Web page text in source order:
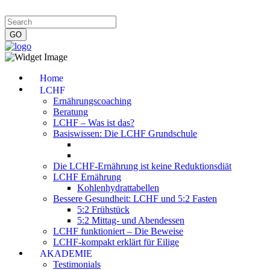
Home
LCHF
Ernährungscoaching
Beratung
LCHF – Was ist das?
Basiswissen: Die LCHF Grundschule
Die LCHF-Ernährung ist keine Reduktionsdiät
LCHF Ernährung
Kohlenhydrattabellen
Bessere Gesundheit: LCHF und 5:2 Fasten
5:2 Frühstück
5:2 Mittag- und Abendessen
LCHF funktioniert – Die Beweise
LCHF-kompakt erklärt für Eilige
AKADEMIE
Testimonials